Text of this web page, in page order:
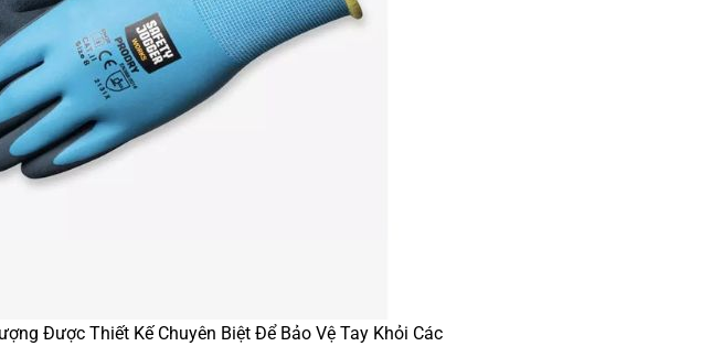
Được Thiết Kế Chuyên Biệt Để Bảo Vệ Tay Khỏi Các